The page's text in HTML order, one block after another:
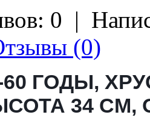
0 |
(0)
60 ГОДЫ,
34 СМ,